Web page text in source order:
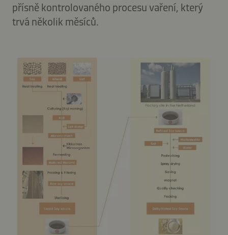
přísně kontrolovaného procesu vaření, který
trvá několik měsíců.